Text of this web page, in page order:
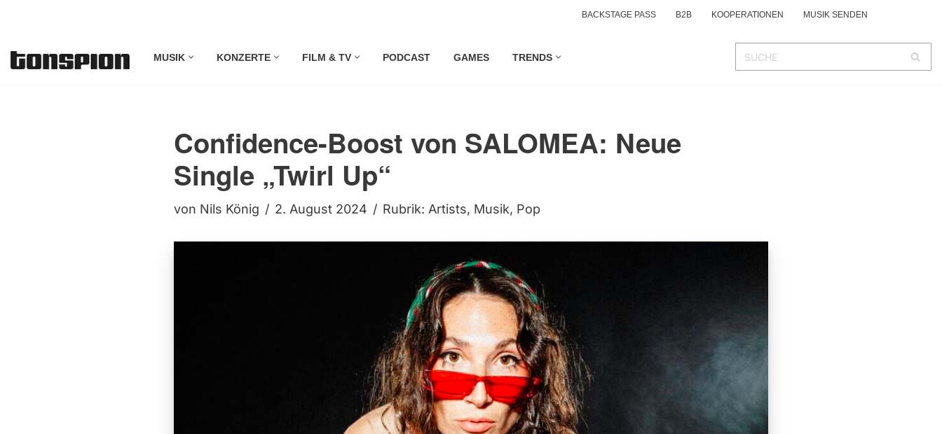
Inhalt
BACKSTAGE PASS B2B KOOPERATIONEN MUSIK SENDEN
MUSIK KONZERTE FILM & TV PODCAST GAMES TRENDS
Confidence-Boost von SALOMEA: Neue
Single „Twirl Up“
von Nils König 2. August 2024 Rubrik: Artists, Musik, Pop